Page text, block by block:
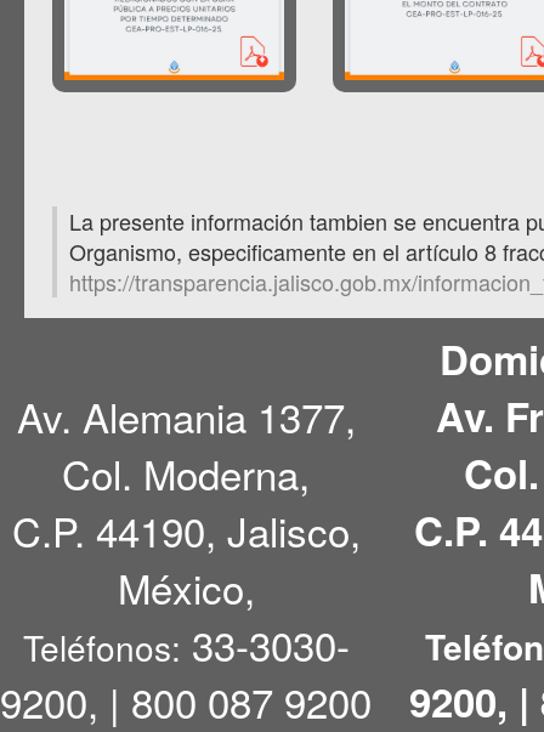
La presente información tambien se encuentra
Organismo, especificamente en el artículo 8
https://transparencia.jalisco.gob.mx/
Av. Alemania 1377,
Col. Moderna,
C.P. 44190, Jalisco,
México,
Teléfonos: 33-3030-
9200, | 800 087 9200
Av.
C.P.
9200, |